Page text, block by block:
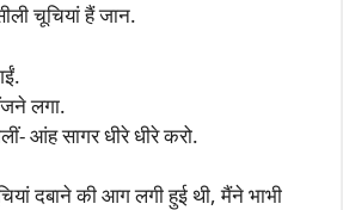
चूचियां हैं जान.
लगा.
आंह सागर धीरे धीरे करो.
दबाने की आग लगी हुई थी, मैंने भाभी